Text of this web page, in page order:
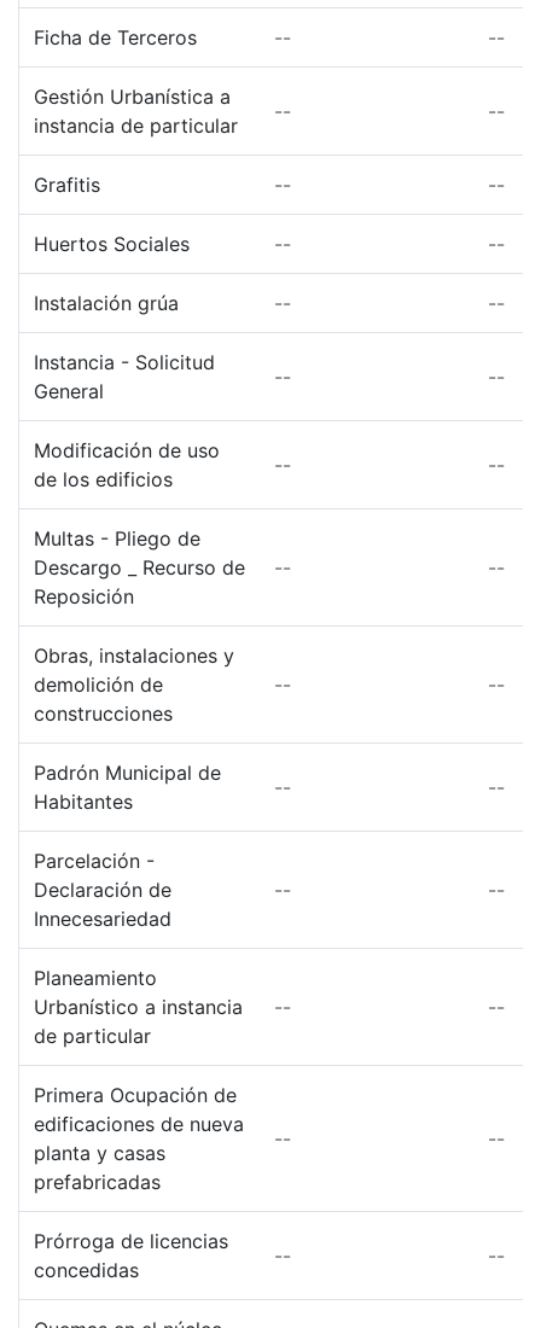
Ficha de Terceros -- --
Gestión Urbanística a
instancia de particular
-- --
Grafitis -- --
Huertos Sociales -- --
Instalación grúa -- --
Instancia - Solicitud
General
-- --
Modificación de uso
de los edificios
-- --
Multas - Pliego de
Descargo _ Recurso de
Reposición
-- --
Obras, instalaciones y
demolición de
construcciones
-- --
Padrón Municipal de
Habitantes
-- --
Parcelación -
Declaración de
Innecesariedad
-- --
Planeamiento
Urbanístico a instancia
de particular
-- --
Primera Ocupación de
edificaciones de nueva
planta y casas
prefabricadas
-- --
Prórroga de licencias
concedidas
-- --